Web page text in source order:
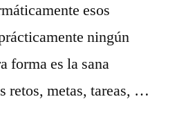
esos
ningún
forma es la sana
retos, metas, tareas, …